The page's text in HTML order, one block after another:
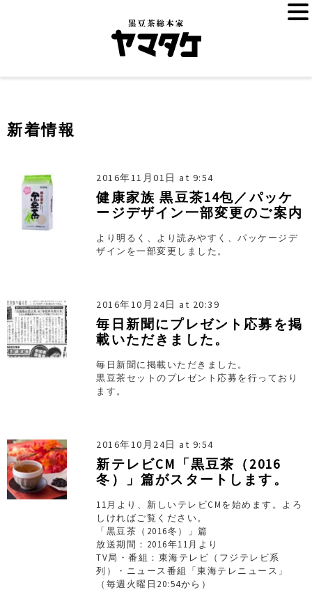
新着情報
2016年11月01日 at 9:54
健康家族 黒豆茶14包／パッケ
ージデザイン一部変更のご案内
より明るく、より読みやすく、パッケージデ
ザインを一部変更しました。
2016年10月24日 at 20:39
毎日新聞にプレゼント応募を掲
載いただきました。
毎日新聞に掲載いただきました。
黒豆茶セットのプレゼント応募を行っており
ます。
2016年10月24日 at 9:54
新テレビCM「黒豆茶（2016
冬）」篇がスタートします。
11月より、新しいテレビCMを始めます。よろ
しければご覧ください。
「黒豆茶（2016冬）」篇
放送期間：2016年11月より
TV局・番組：東海テレビ（フジテレビ系
列）・ニュース番組「東海テレニュース」
（毎週火曜日20:54から）